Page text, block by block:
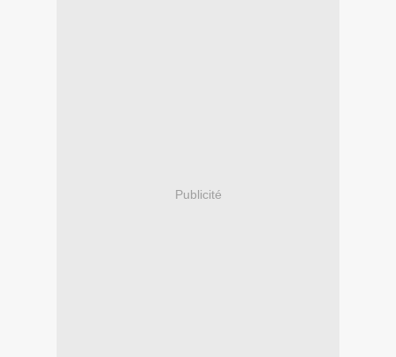
Publicité